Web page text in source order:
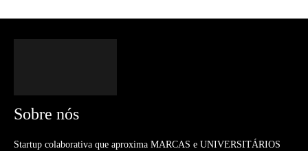
Sobre nós
Startup colaborativa que aproxima MARCAS e UNIVERSITÁRIOS